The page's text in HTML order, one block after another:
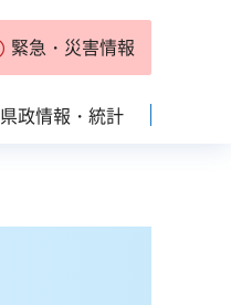
緊急・災害情報
県政情報・統計